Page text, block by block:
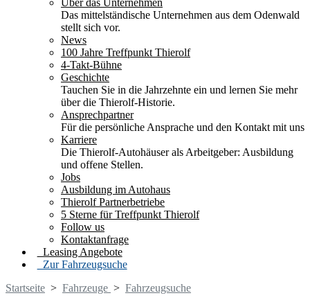
Über das Unternehmen
Das mittelständische Unternehmen aus dem Odenwald
stellt sich vor.
News
100 Jahre Treffpunkt Thierolf
4-Takt-Bühne
Geschichte
Tauchen Sie in die Jahrzehnte ein und lernen Sie mehr
über die Thierolf-Historie.
Ansprechpartner
Für die persönliche Ansprache und den Kontakt mit uns
Karriere
Die Thierolf-Autohäuser als Arbeitgeber: Ausbildung
und offene Stellen.
Jobs
Ausbildung im Autohaus
Thierolf Partnerbetriebe
5 Sterne für Treffpunkt Thierolf
Follow us
Kontaktanfrage
Leasing Angebote
Zur Fahrzeugsuche
Startseite > Fahrzeuge > Fahrzeugsuche